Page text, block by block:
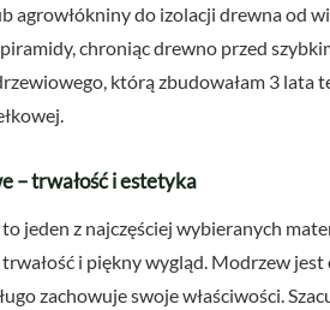
agrowłókniny do izolacji drewna od
chroniąc drewno przed
którą zbudowałam 3 lata
– trwałość i estetyka
jeden z najczęściej wybieranych
i piękny wygląd. Modrzew
zachowuje swoje właściwości.